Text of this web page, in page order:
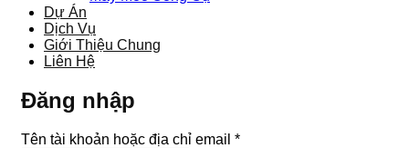
Dự Án
Dịch Vụ
Giới Thiệu Chung
Liên Hệ
Đăng nhập
Tên tài khoản hoặc địa chỉ email *Bắt